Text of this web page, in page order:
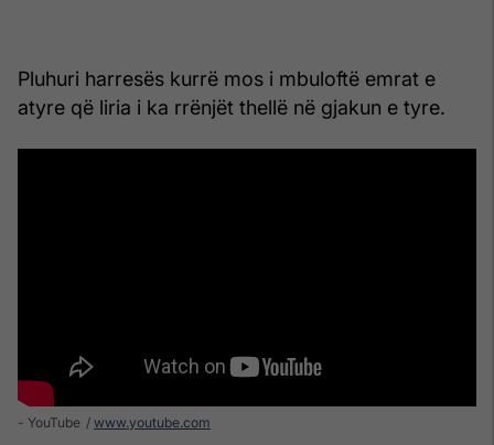
Pluhuri harresës kurrë mos i mbuloftë emrat e
atyre që liria i ka rrënjët thellë në gjakun e tyre.
- YouTube www.youtube.com